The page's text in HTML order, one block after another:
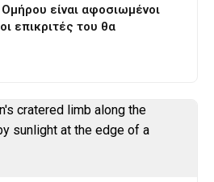
είναι αφοσιωμένοι
επικριτές του θα